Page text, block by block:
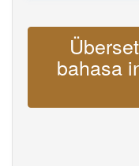
bahasa